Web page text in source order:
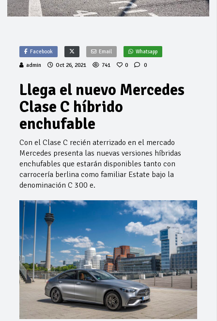
Facebook Email Whatsapp
admin Oct 26, 2021 741 0 0
Llega el nuevo Mercedes
Clase C híbrido
enchufable
Con el Clase C recién aterrizado en el mercado
Mercedes presenta las nuevas versiones híbridas
enchufables que estarán disponibles tanto con
carrocería berlina como familiar Estate bajo la
denominación C 300 e.